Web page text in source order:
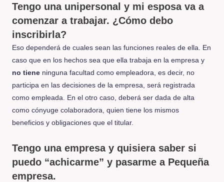
Tengo una unipersonal y mi esposa va a
comenzar a trabajar. ¿Cómo debo
inscribirla?
Eso dependerá de cuales sean las funciones reales de ella. En
caso que en los hechos sea que ella trabaja en la empresa y
no tiene ninguna facultad como empleadora, es decir, no
participa en las decisiones de la empresa, será registrada
como empleada. En el otro caso, deberá ser dada de alta
como cónyuge colaboradora, quien tiene los mismos
beneficios y obligaciones que el titular.
Tengo una empresa y quisiera saber si
puedo “achicarme” y pasarme a Pequeña
empresa.